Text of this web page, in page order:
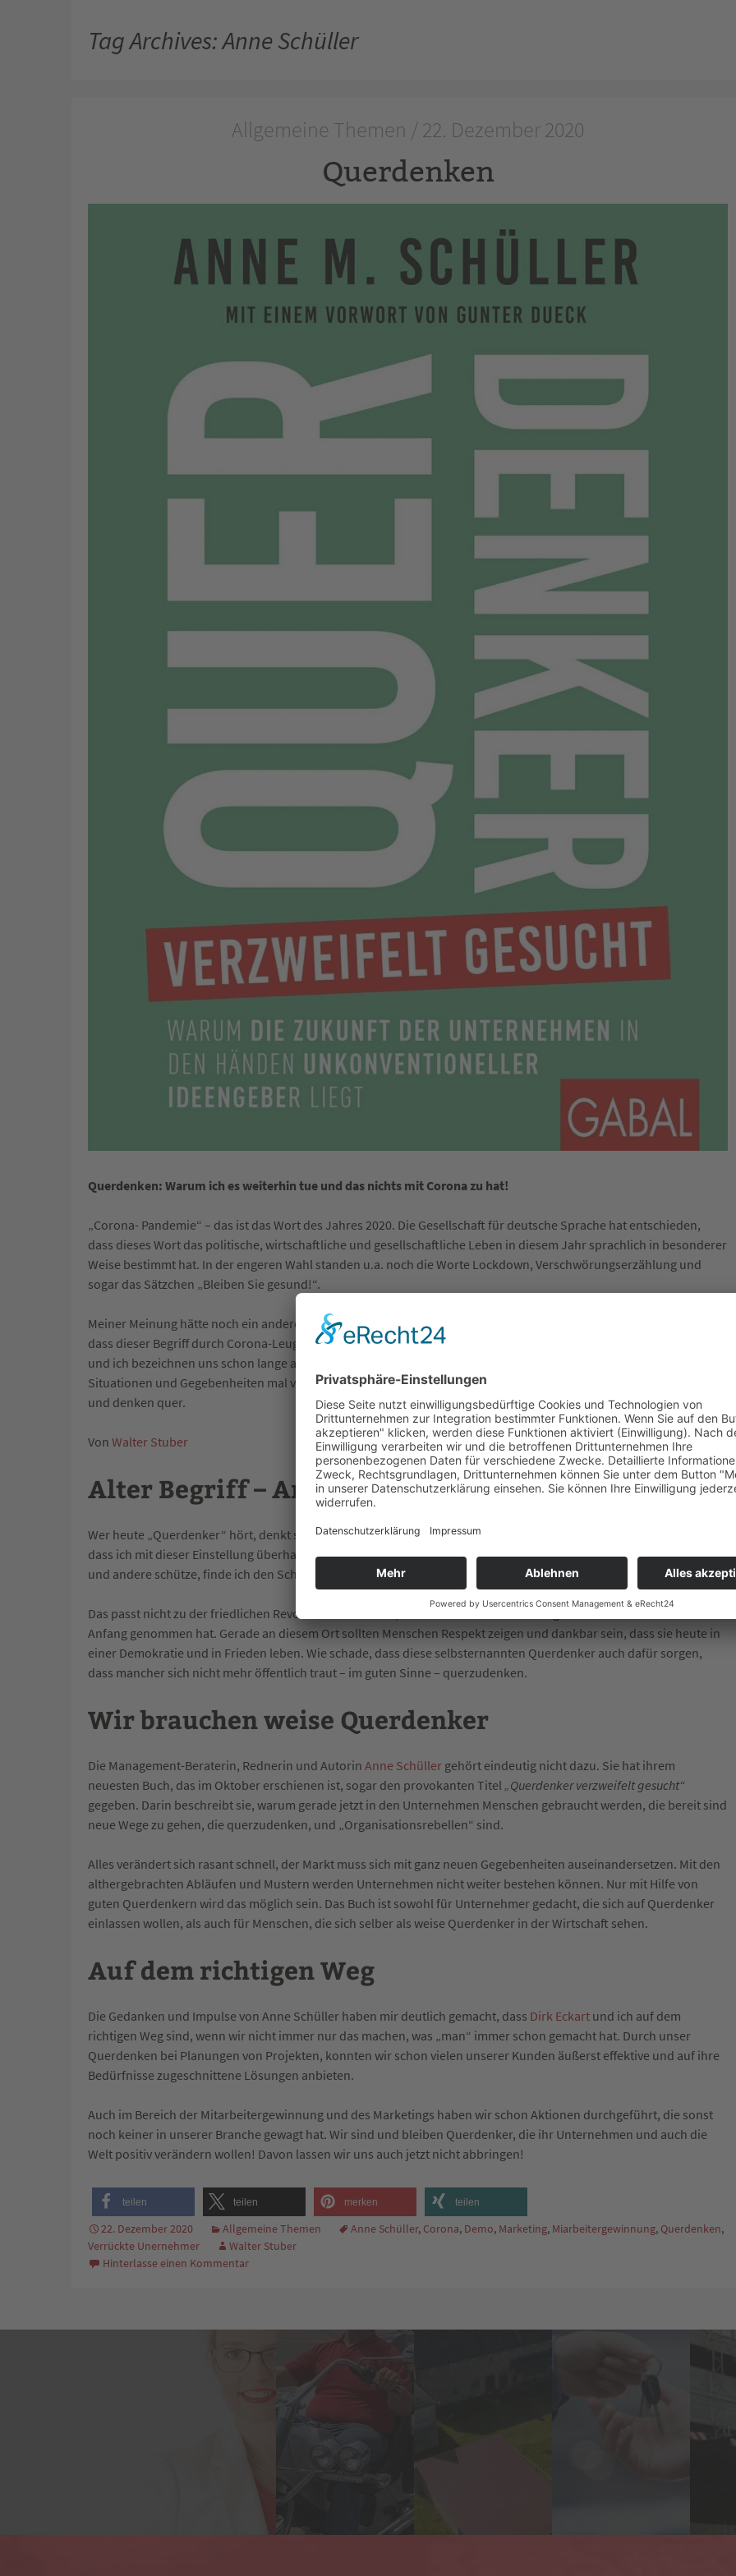
Tag Archives: Anne Schüller
Allgemeine Themen / 22. Dezember 2020
Querdenken
Querdenken: Warum ich es weiterhin tue und das nichts mit Corona zu hat!
„Corona- Pandemie“ – das ist das Wort des Jahres 2020. Die Gesellschaft für deutsche Sprache hat entschieden,
dass dieses Wort das politische, wirtschaftliche und gesellschaftliche Leben in diesem Jahr sprachlich in besonderer
Weise bestimmt hat. In der engeren Wahl standen u.a. noch die Worte Lockdown, Verschwörungserzählung und
sogar das Sätzchen „Bleiben Sie gesund!“.
Meiner Meinung hätte noch ein anderes Wort dazu gepasst: „Querdenker“. Allerdings macht es mich richtig sauer,
dass dieser Begriff durch Corona-Leugner so einen negativen Touch bekommen hat. Mein Kompagnon Dirk Eckart
und ich bezeichnen uns schon lange als „Querdenker“ und meinen damit, dass wir uns trauen als Unternehmer,
Situationen und Gegebenheiten mal von einer ganz anderen Seite anzugehen. Wir schlagen bewusst verrückte Wege
und denken quer.
Von Walter Stuber
Alter Begriff – Andere Auslegung
Wer heute „Querdenker“ hört, denkt sofort Corona-Leugner und Demos, wie z.B. in Leipzig. Davon ganz abgesehen,
dass ich mit dieser Einstellung überhaupt nichts anfangen kann und als Risikopatient darauf achte, dass ich mich
und andere schütze, finde ich den Schauplatz Leipzig für solche Versammlungen unangebracht.
Das passt nicht zu der friedlichen Revolution der Kerzen, die hier 1989 bei den Montagsdemonstrationen seinen
Anfang genommen hat. Gerade an diesem Ort sollten Menschen Respekt zeigen und dankbar sein, dass sie heute in
einer Demokratie und in Frieden leben. Wie schade, dass diese selbsternannten Querdenker auch dafür sorgen,
dass mancher sich nicht mehr öffentlich traut – im guten Sinne – querzudenken.
Wir brauchen weise Querdenker
Die Management-Beraterin, Rednerin und Autorin Anne Schüller gehört eindeutig nicht dazu. Sie hat ihrem
neuesten Buch, das im Oktober erschienen ist, sogar den provokanten Titel „Querdenker verzweifelt gesucht“
gegeben. Darin beschreibt sie, warum gerade jetzt in den Unternehmen Menschen gebraucht werden, die bereit sind
neue Wege zu gehen, die querzudenken, und „Organisationsrebellen“ sind.
Alles verändert sich rasant schnell, der Markt muss sich mit ganz neuen Gegebenheiten auseinandersetzen. Mit den
althergebrachten Abläufen und Mustern werden Unternehmen nicht weiter bestehen können. Nur mit Hilfe von
guten Querdenkern wird das möglich sein. Das Buch ist sowohl für Unternehmer gedacht, die sich auf Querdenker
einlassen wollen, als auch für Menschen, die sich selber als weise Querdenker in der Wirtschaft sehen.
Auf dem richtigen Weg
Die Gedanken und Impulse von Anne Schüller haben mir deutlich gemacht, dass Dirk Eckart und ich auf dem
richtigen Weg sind, wenn wir nicht immer nur das machen, was „man“ immer schon gemacht hat. Durch unser
Querdenken bei Planungen von Projekten, konnten wir schon vielen unserer Kunden äußerst effektive und auf ihre
Bedürfnisse zugeschnittene Lösungen anbieten.
Auch im Bereich der Mitarbeitergewinnung und des Marketings haben wir schon Aktionen durchgeführt, die sonst
noch keiner in unserer Branche gewagt hat. Wir sind und bleiben Querdenker, die ihr Unternehmen und auch die
Welt positiv verändern wollen! Davon lassen wir uns auch jetzt nicht abbringen!
teilen teilen merken teilen
22. Dezember 2020 Allgemeine Themen Anne Schüller, Corona, Demo, Marketing, Miarbeitergewinnung, Querdenken,
Verrückte Unernehmer
Walter Stuber
Hinterlasse einen Kommentar